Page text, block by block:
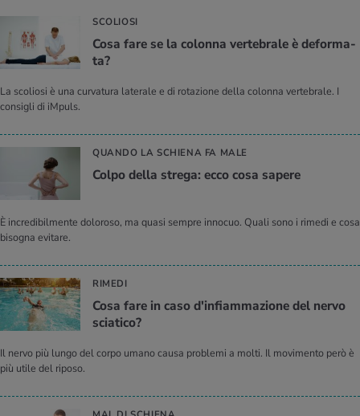
SCOLIOSI
Cosa fare se la co­lon­na ver­te­bra­le è de­for­ma­
ta?
La scoliosi è una curvatura laterale e di rotazione della colonna vertebrale. I
consigli di iMpuls.
QUANDO LA SCHIENA FA MALE
Colpo della stre­ga: ecco cosa sa­pe­re
È incredibilmente doloroso, ma quasi sempre innocuo. Quali sono i rimedi e cosa
bisogna evitare.
RIMEDI
Cosa fare in caso d'in­fiam­ma­zio­ne del nervo
scia­ti­co?
Il nervo più lungo del corpo umano causa problemi a molti. Il movimento però è
più utile del riposo.